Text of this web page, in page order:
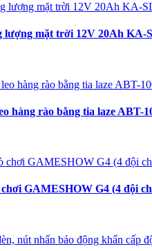
mặt trời 12V 20Ah KA-
hàng rào bằng tia laze
GAMESHOW G4 (4 đội